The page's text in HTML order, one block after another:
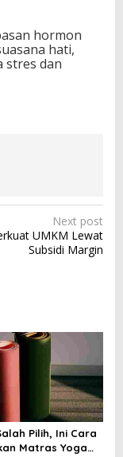
hormon
hati,
stres dan
Next post
UMKM Lewat
Subsidi Margin
Pilih, Ini Cara
Matras Yoga